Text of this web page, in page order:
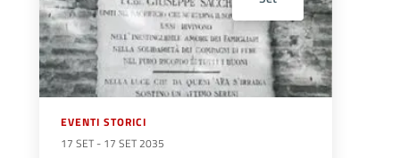
EVENTI STORICI
17 SET - 17 SET 2035